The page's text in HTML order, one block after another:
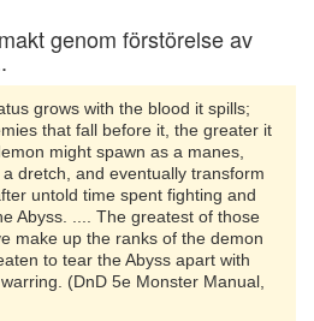
genom förstörelse av
grows with the blood it spills;
that fall before it, the greater it
might spawn as a manes,
dretch, and eventually transform
untold time spent fighting and
Abyss. .... The greatest of those
make up the ranks of the demon
to tear the Abyss apart with
(DnD 5e Monster Manual,